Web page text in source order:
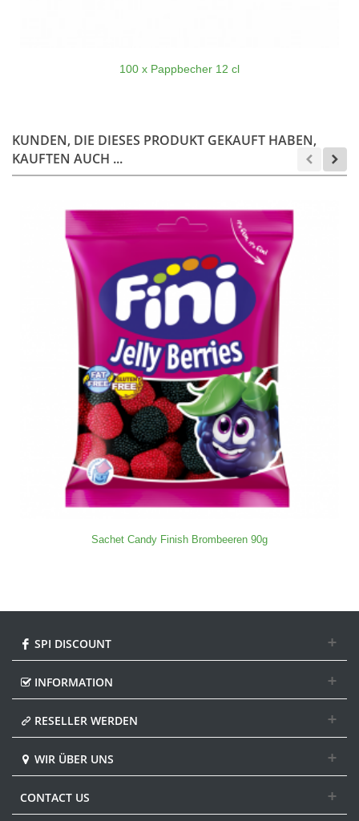
100 x Pappbecher 12 cl
KUNDEN, DIE DIESES PRODUKT GEKAUFT HABEN,
KAUFTEN AUCH ...
Sachet Candy Finish Brombeeren 90g
SPI DISCOUNT
INFORMATION
RESELLER WERDEN
WIR ÜBER UNS
CONTACT US